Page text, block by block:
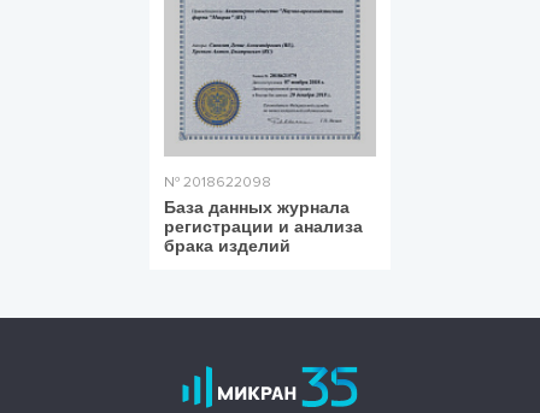
№ 2018622098
База данных журнала
регистрации и анализа
брака изделий